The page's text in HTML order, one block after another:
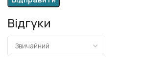
Відгуки